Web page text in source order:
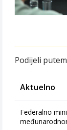
Podijeli
Aktuelno
Federalno